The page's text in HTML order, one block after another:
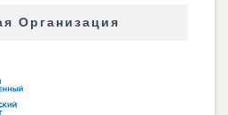
Организация